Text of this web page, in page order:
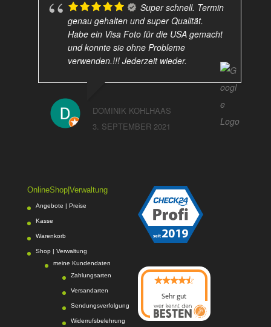
Super schnell. Termin
genau gehalten und super Qualität.
Habe ein Visa Foto für die USA gemacht
und konnte sie ohne Probleme
verwenden.!!! Jederzeit wieder.
DOMINIK KOHLHAAS
3. SEPTEMBER 2021
OnlineShop|Verwaltung
Angebote | Preise
Kasse
Warenkorb
Shop | Verwaltung
meine Kundendaten
Zahlungsarten
Versandarten
Sendungsverfolgung
Widerrufsbelehrung
Sehr gut
08/2026
Photo-Proßwitzhat